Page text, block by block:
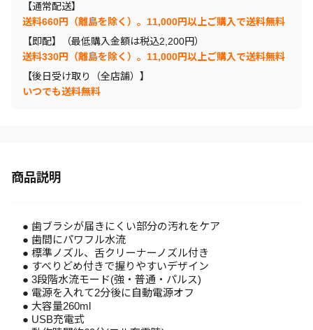
【通常配送】
送料660円（離島を除く）。11,000円以上ご購入で送料無料
【即配】（最低購入金額は税込2,200円）
送料330円（離島を除く）。11,000円以上ご購入で送料無料
【後日受け取り（全店舗）】
いつでも送料無料
商品説明
● 歯ブラシが届きにくい部分の汚れをケア
● 歯間にパワフル水流
● 標準ノズル、舌クリーナーノズル付き
● すべりどめ付きで握りやすいデザイン
● 3段階水流モード(強・普通・パルス)
● 電源を入れて2分後に自動電源オフ
● 大容量260ml
● USB充電式